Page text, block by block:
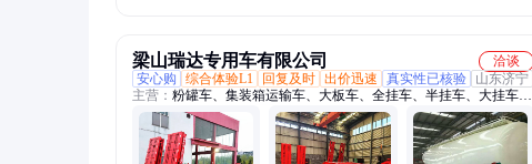
梁山瑞达专用车有限公司
洽谈
安心购
综合体验L1 回复及时 出价迅速 真实性已核验
山东济宁
主营： 粉罐车、集装箱运输车、大板车、全挂车、半挂车、大挂车、
骨架半挂车、拖挂车、低平板半挂车、挂车、轴线半挂车、三线六轴
半挂车、危险品运输半挂车、厢式半挂车、大件运输半挂车、拖板
车、自卸车、大件运输低平板、平板车、木材运输、轻型飞翼、散装